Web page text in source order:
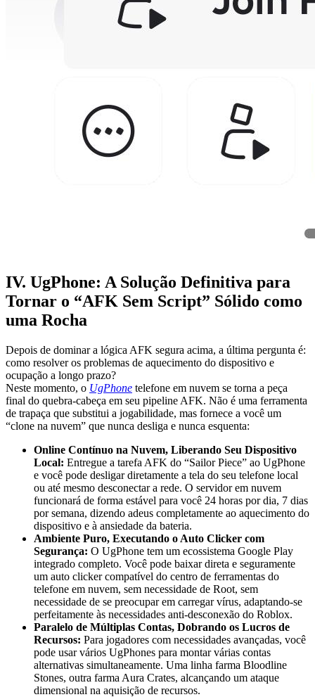
IV. UgPhone: A Solução Definitiva para
Tornar o “AFK Sem Script” Sólido como
uma Rocha
Depois de dominar a lógica AFK segura acima, a última pergunta é:
como resolver os problemas de aquecimento do dispositivo e
ocupação a longo prazo?
Neste momento, o UgPhone telefone em nuvem se torna a peça
final do quebra-cabeça em seu pipeline AFK. Não é uma ferramenta
de trapaça que substitui a jogabilidade, mas fornece a você um
“clone na nuvem” que nunca desliga e nunca esquenta:
Online Contínuo na Nuvem, Liberando Seu Dispositivo
Local: Entregue a tarefa AFK do “Sailor Piece” ao UgPhone
e você pode desligar diretamente a tela do seu telefone local
ou até mesmo desconectar a rede. O servidor em nuvem
funcionará de forma estável para você 24 horas por dia, 7 dias
por semana, dizendo adeus completamente ao aquecimento do
dispositivo e à ansiedade da bateria.
Ambiente Puro, Executando o Auto Clicker com
Segurança: O UgPhone tem um ecossistema Google Play
integrado completo. Você pode baixar direta e seguramente
um auto clicker compatível do centro de ferramentas do
telefone em nuvem, sem necessidade de Root, sem
necessidade de se preocupar em carregar vírus, adaptando-se
perfeitamente às necessidades anti-desconexão do Roblox.
Paralelo de Múltiplas Contas, Dobrando os Lucros de
Recursos: Para jogadores com necessidades avançadas, você
pode usar vários UgPhones para montar várias contas
alternativas simultaneamente. Uma linha farma Bloodline
Stones, outra farma Aura Crates, alcançando um ataque
dimensional na aquisição de recursos.